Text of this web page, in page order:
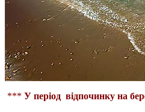
*** У період відпочинку на